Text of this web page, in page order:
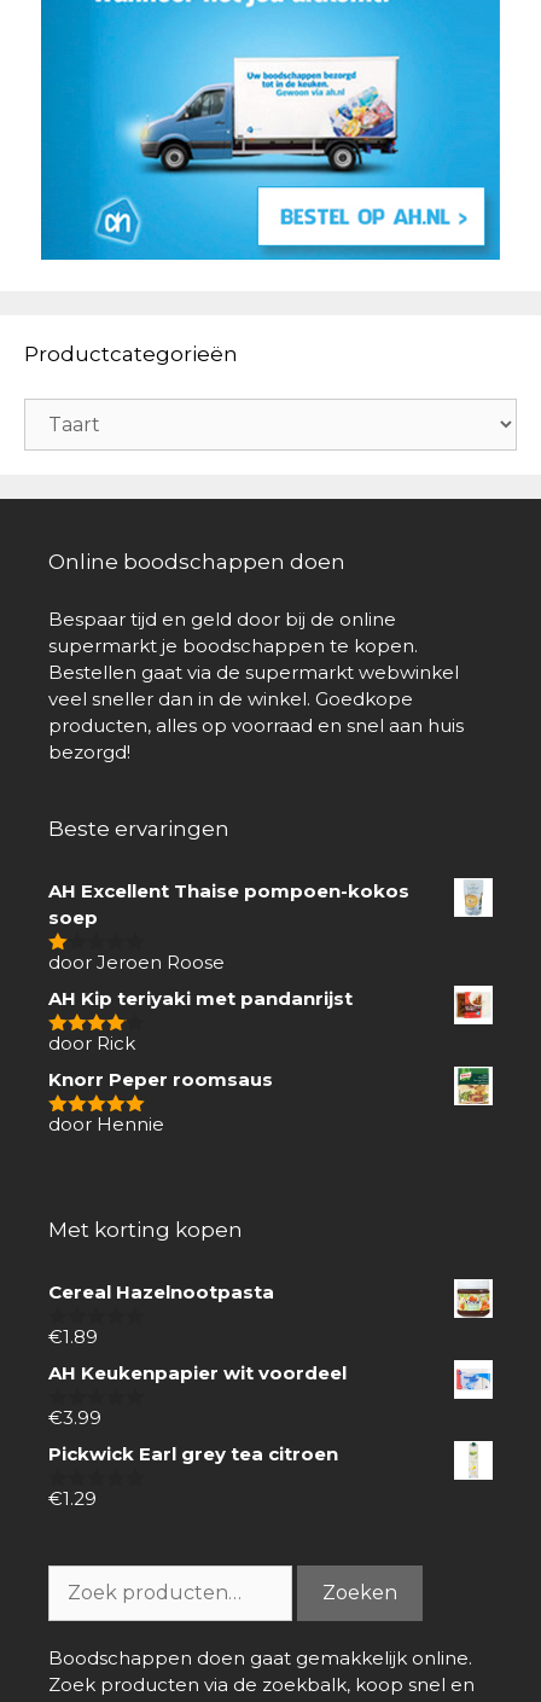
Productcategorieën
Online boodschappen doen
Bespaar tijd en geld door bij de online
supermarkt je boodschappen te kopen.
Bestellen gaat via de supermarkt webwinkel
veel sneller dan in de winkel. Goedkope
producten, alles op voorraad en snel aan huis
bezorgd!
Beste ervaringen
AH Excellent Thaise pompoen-kokos
soep
1
5
door Jeroen Roose
AH Kip teriyaki met pandanrijst
4van 5
door Rick
Knorr Peper roomsaus
5van 5
door Hennie
Met korting kopen
Cereal Hazelnootpasta
0
5
€1.89
AH Keukenpapier wit voordeel
0
5
€3.99
Pickwick Earl grey tea citroen
0
€1.29
naar:
Zoeken
Boodschappen doen gaat gemakkelijk online.
Zoek producten via de zoekbalk, koop snel en